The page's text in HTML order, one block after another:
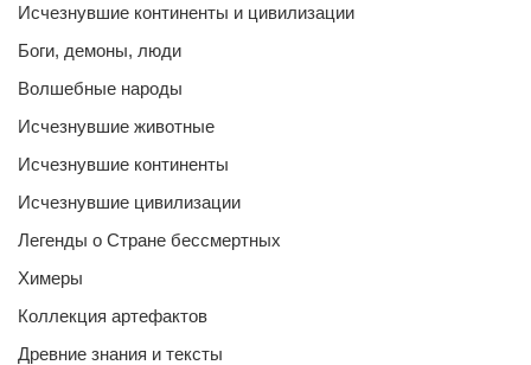
Исчезнувшие континенты и цивилизации
Боги, демоны, люди
Волшебные народы
Исчезнувшие животные
Исчезнувшие континенты
Исчезнувшие цивилизации
Легенды о Стране бессмертных
Химеры
Коллекция артефактов
Древние знания и тексты